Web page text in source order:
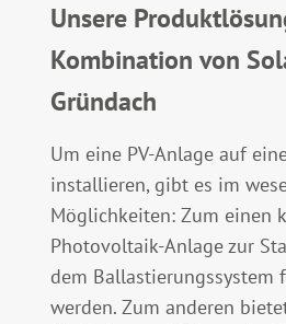
Unsere
Kombination von
Gründach
Um eine PV-Anlage auf
installieren, gibt es im
Möglichkeiten: Zum einen
Photovoltaik-Anlage zur
dem Ballastierungssystem
werden. Zum anderen